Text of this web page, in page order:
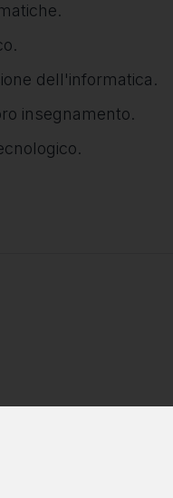
dell'informatica.
insegnamento.
Pratiche di
Debugging e